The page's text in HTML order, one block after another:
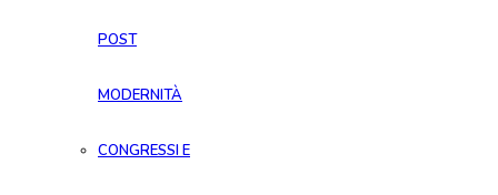
POST
MODERNITÀ
CONGRESSI E